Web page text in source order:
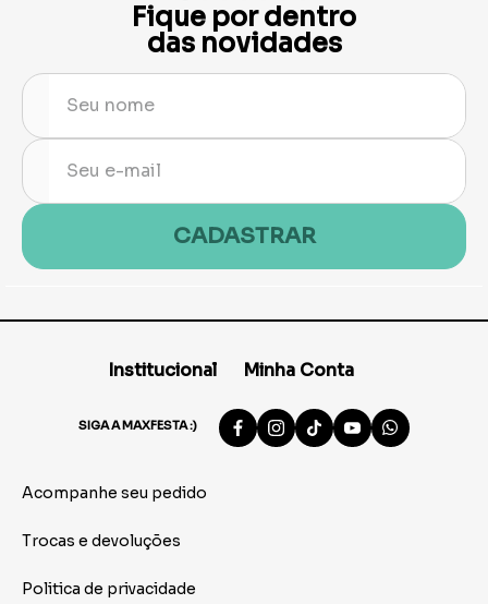
Fique por dentro
das novidades
CADASTRAR
Institucional Minha Conta
SIGA A MAXFESTA :)
Acompanhe seu pedido
Trocas e devoluções
Politica de privacidade